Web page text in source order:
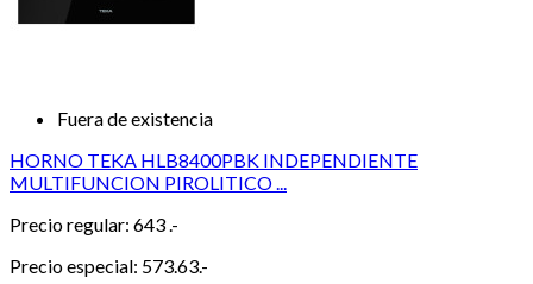
Fuera de existencia
HORNO TEKA HLB8400PBK INDEPENDIENTE
MULTIFUNCION PIROLITICO ...
Precio regular: 643 .-
Precio especial: 573.63.-